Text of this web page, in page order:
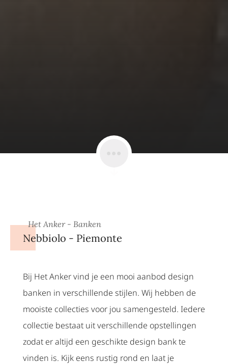
Het Anker - Banken
Nebbiolo - Piemonte
Bij Het Anker vind je een mooi aanbod design
banken in verschillende stijlen. Wij hebben de
mooiste collecties voor jou samengesteld. Iedere
collectie bestaat uit verschillende opstellingen
zodat er altijd een geschikte design bank te
vinden is. Kijk eens rustig rond en laat je